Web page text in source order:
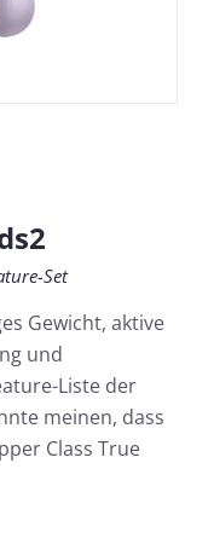
Set
Gewicht, aktive
und
Liste der
meinen, dass
Class True